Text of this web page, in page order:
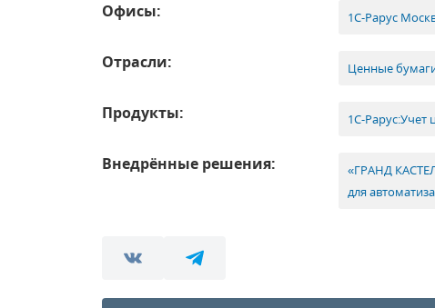
Офисы: 1С-Рарус
Отрасли: Ценные
Продукты: 1С-Рарус:Учет
Внедрённые решения:
«ГРАНД
для